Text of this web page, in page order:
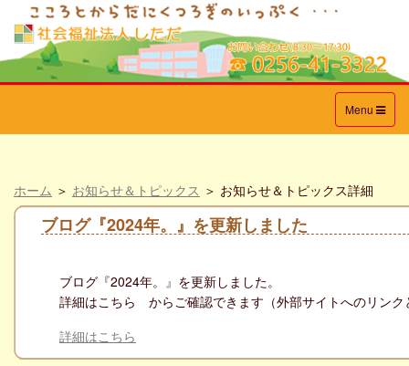
Toggle
navigation
Menu
ホーム ＞ お知らせ＆トピックス ＞ お知らせ＆トピックス詳細
ブログ『2024年。』を更新しました
ブログ『2024年。 』 を更新しました。
詳細はこちら からご確認できます（外部サイトへのリンク
詳細はこちら